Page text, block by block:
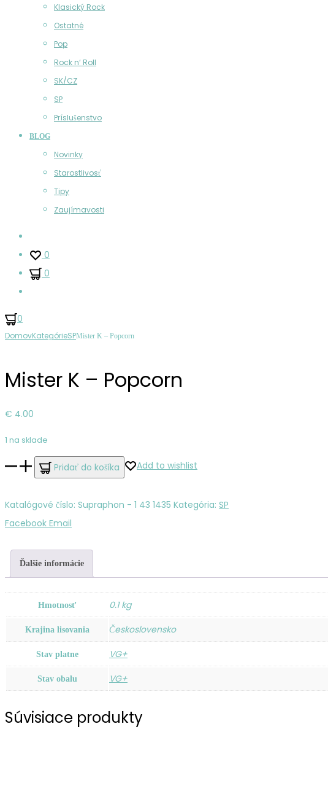
Klasický Rock
Ostatné
Pop
Rock n‘ Roll
SK/CZ
SP
Príslušenstvo
BLOG
Novinky
Starostlivosť
Tipy
Zaujímavosti
0
0
0
Ovládanie
Harangozó
–
Ha
/
Percet
Az
Pussycat
Mississippi
DomovKategórieSPMister K – Popcorn
Mister K – Popcorn
€ 4.00
1 na sklade
množstvo
K
–
Pridať do košíka Add to wishlist
Katalógové číslo: Supraphon - 1 43 1435 Kategória: SP
Zdieľať
Facebook Email
Ďalšie informácie
Hmotnosť 0.1 kg
Krajina lisovania Československo
Stav platne VG+
Stav obalu VG+
Súvisiace produkty